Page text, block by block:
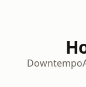
Downtempo